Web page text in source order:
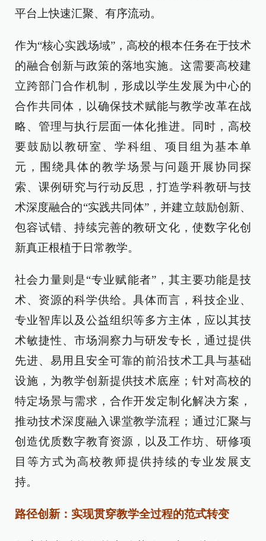
平台上快速汇聚、有序流动。
作为“核心实践场域”，高校的根本任务在于技术
的融合创新与政策的落地实施。这需要高校建
立跨部门合作机制，形成以学生发展为中心的
合作共同体，以确保技术赋能与教学改革在战
略、管理与执行层面一体化推进。同时，高校
要鼓励以教研室、学科组、项目组为基本单
元，围绕具体的教学场景与问题开展协同探
索、课例研究与行动反思，打造学科教研与技
术深度融合的“实践共同体”，并建立鼓励创新、
包容试错、持续完善的教研文化，使数字化创
新真正根植于日常教学。
社会力量则是“专业赋能者”，其主要功能是技
术、资源的科学供给。具体而言，科技企业、
专业智库以及公益组织等多方主体，应以其技
术敏捷性、市场洞察力与研发专长，通过提供
先进、易用且安全可靠的前沿技术工具与基础
设施，为教学创新提供技术底座；针对高校的
特定场景与需求，合作开发定制化解决方案，
推动技术深度融入课堂教学流程；通过汇聚与
创造优质数字教育资源，以及工作坊、研修项
目等方式为高校教师提供持续的专业发展支
持。
路径创新：实现贯穿教学全过程的范式转变